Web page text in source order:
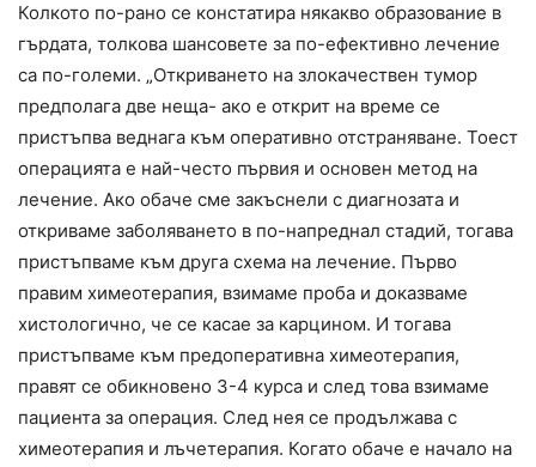
Колкото по-рано се констатира някакво образование в
гърдата, толкова шансовете за по-ефективно лечение
са по-големи. „Откриването на злокачествен тумор
предполага две неща- ако е открит на време се
пристъпва веднага към оперативно отстраняване. Тоест
операцията е най-често първия и основен метод на
лечение. Ако обаче сме закъснели с диагнозата и
откриваме заболяването в по-напреднал стадий, тогава
пристъпваме към друга схема на лечение. Първо
правим химеотерапия, взимаме проба и доказваме
хистологично, че се касае за карцином. И тогава
пристъпваме към предоперативна химеотерапия,
правят се обикновено 3-4 курса и след това взимаме
пациента за операция. След нея се продължава с
химеотерапия и лъчетерапия. Когато обаче е начало на